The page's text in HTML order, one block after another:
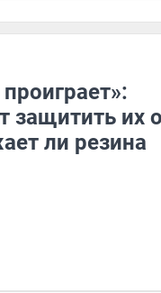
защитить их
ли резина